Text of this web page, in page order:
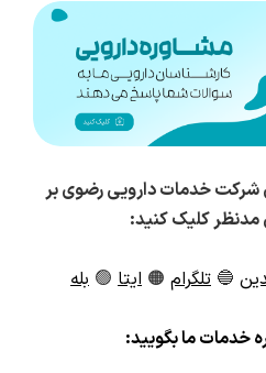
شرکت خدمات دارویی رضوی بر
مدنظر کلیک کنید:
🔵 تلگرام 🟠 ایتا 🟢 بله
خدمات ما بگویید: